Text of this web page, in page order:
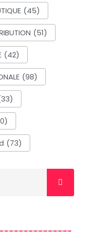
(45)
(51)
(42)
(98)
(73)